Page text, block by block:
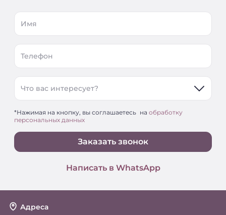
Имя
Телефон
Что вас интересует?
*Нажимая на кнопку, вы соглашаетесь на обработку
персональных данных
Заказать звонок
Написать в WhatsApp
Адреса